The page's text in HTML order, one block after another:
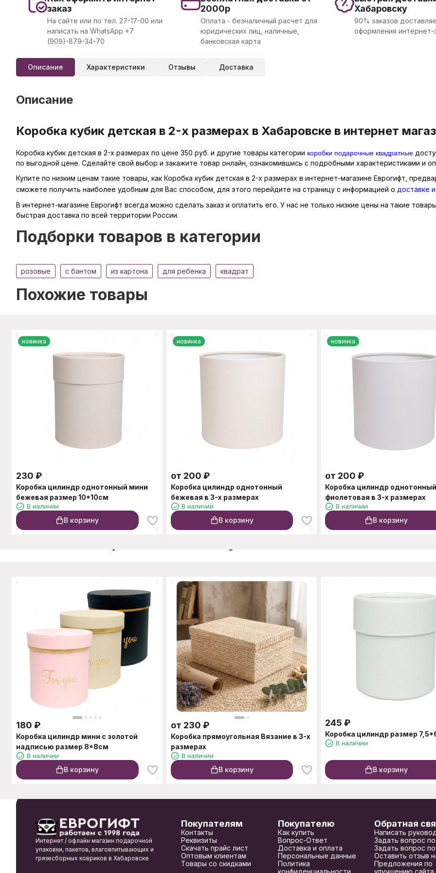
заказ
На сайте или по тел. 27-17-00 или
написать на WhatsApp +7
(909)-879-34-70
2000р
Оплата - безналичный расчет для
юридических лиц, наличные,
банковская карта
Хабаровску
90% заказов
оформления интернет-
Описание Характеристики Отзывы Доставка
Описание
Коробка кубик детская в 2-х размерах в Хабаровске в интернет
Коробка кубик детская в 2-х размерах по цене 350 руб. и другие товары категории коробки подарочные квадратные
по выгодной цене. Сделайте свой выбор и закажите товар онлайн, ознакомившись с подробными характеристиками и
Купите по низким ценам такие товары, как Коробка кубик детская в 2-х размерах в интернет-магазине Еврогифт,
сможете получить наиболее удобным для Вас способом, для этого перейдите на страницу с информацией о доставке
В интернет-магазине Еврогифт всегда можно сделать заказ и оплатить его. У нас не только низкие цены на такие
быстрая доставка по всей территории России.
Подборки товаров в категории
розовые c бантом из картона для ребенка квадрат
Похожие товары
новинка
230 ₽
Коробка цилиндр однотонный мини
бежевая размер 10*10см
В наличии
В корзину
новинка
от 200 ₽
Коробка цилиндр однотонный
бежевая в 3-х размерах
В наличии
В корзину
новинка
от 200 ₽
Коробка цилиндр однотонный
фиолетовая в 3-х размерах
В наличии
В корзину
180 ₽
Коробка цилиндр мини с золотой
надписью размер 8*8см
В наличии
В корзину
от 230 ₽
Коробка прямоугольная Вязание в 3-х
размерах
В наличии
В корзину
245 ₽
Коробка цилиндр размер
В наличии
В корзину
Интернет / офлайн магазин подарочной
упаковки, пакетов, влаговпитывающих и
грязесборных ковриков в Хабаровске
Покупателям
Контакты
Реквизиты
Скачать прайс лист
Оптовым клиентам
Товары со скидками
Покупателю
Как купить
Вопрос-Ответ
Доставка и оплата
Персональные данные
Политика
конфиденциальности
Обратная
Написать
Задать вопрос
Задать вопрос
Оставить отзыв
Предложения по
улучшению сайта